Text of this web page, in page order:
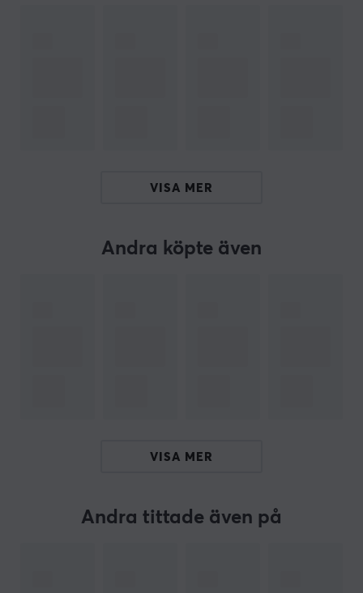
Kylpasta med hög termisk ledningsförmåga
VISA MER
Andra köpte även
VISA MER
Andra tittade även på